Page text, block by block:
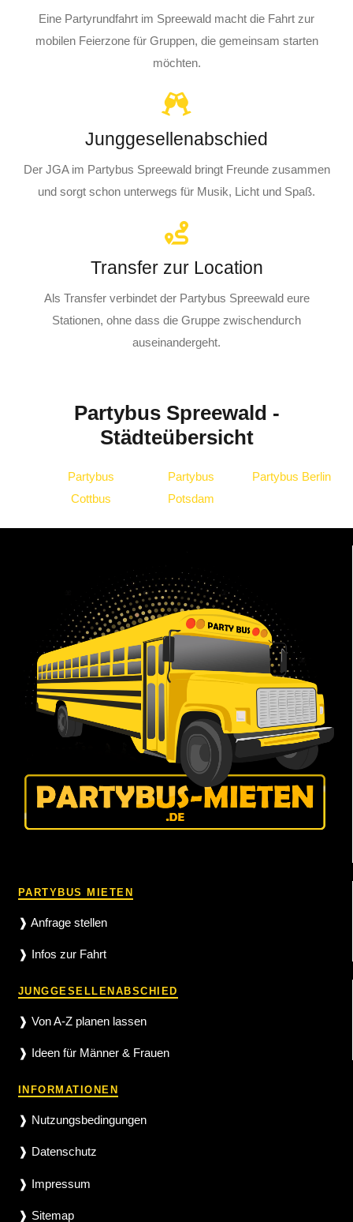
Eine Partyrundfahrt im Spreewald macht die Fahrt zur
mobilen Feierzone für Gruppen, die gemeinsam starten
möchten.
Junggesellenabschied
Der JGA im Partybus Spreewald bringt Freunde zusammen
und sorgt schon unterwegs für Musik, Licht und Spaß.
Transfer zur Location
Als Transfer verbindet der Partybus Spreewald eure
Stationen, ohne dass die Gruppe zwischendurch
auseinandergeht.
Partybus Spreewald -
Städteübersicht
Partybus
Cottbus
Partybus
Potsdam
Partybus Berlin
PARTYBUS MIETEN
❱ Anfrage stellen
❱ Infos zur Fahrt
JUNGGESELLENABSCHIED
❱ Von A-Z planen lassen
❱ Ideen für Männer & Frauen
INFORMATIONEN
❱ Nutzungsbedingungen
❱ Datenschutz
❱ Impressum
❱ Sitemap